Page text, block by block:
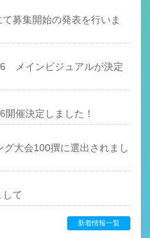
募集開始の発表を行いま
メインビジュアルが決定
開催決定しました！
グ大会100撰に選出されまし
て
新着情報一覧